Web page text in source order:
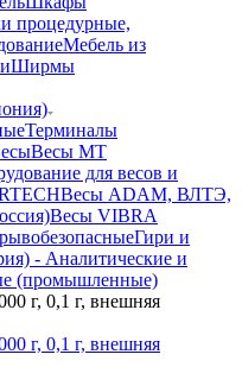
процедурные,
Мебель из
Ширмы
Терминалы
Весы MT
для весов и
Весы ADAM, ВЛТЭ,
Весы VIBRA
Гири и
- Аналитические и
(промышленные)
г, 0,1 г, внешняя